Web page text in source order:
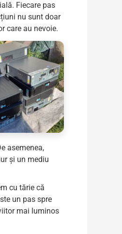
Fiecare pas
nu sunt doar
care au nevoie.
asemenea,
și un mediu
cu tărie că
un pas spre
mai luminos